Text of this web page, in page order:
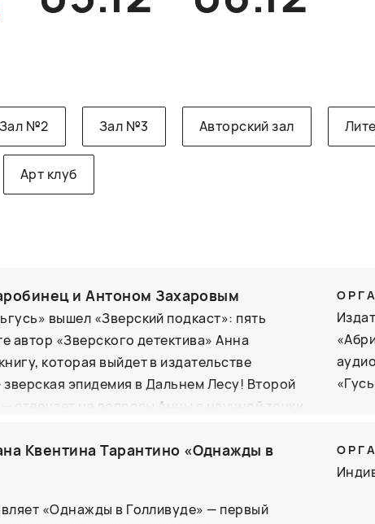
Зал №2 Зал №3 Авторский зал
Арт клуб
и Антоном Захаровым
вышел «Зверский подкаст»: пять
автор «Зверского детектива» Анна
которая выйдет в издательстве
эпидемия в Дальнем Лесу! Второй
отвечает на вопросы Анны с научной точки
быть симптомы, какие версии придется
Все подробности вы можете узнать лично!
Квентина Тарантино «Однажды в
«Однажды в Голливуде» — первый